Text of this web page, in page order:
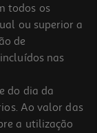
todos os
ou superior a
de
nas
do dia da
Ao valor das
a utilização